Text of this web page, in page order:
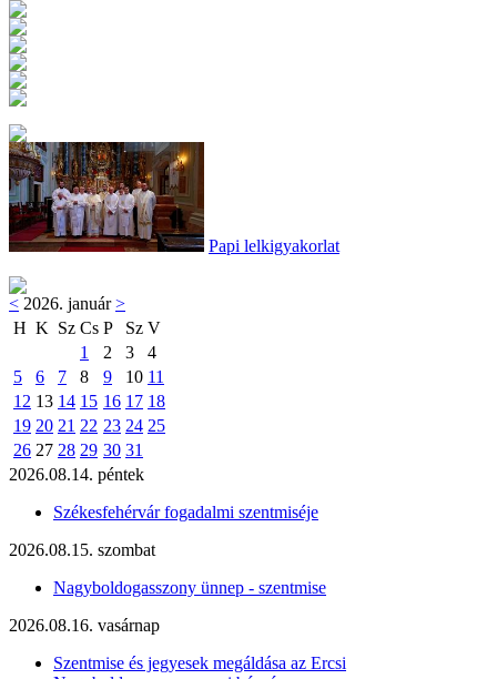
Papi lelkigyakorlat
< 2026. január>
H K Sz Cs P Sz V
1
2 3
4
5
6 7 8 9 10 11
12 13 14 15 16 17 18
19 20 21 22 23 24 25
26 27 28 29 30 31
2026.08.14. péntek
Székesfehérvár fogadalmi szentmiséje
2026.08.15. szombat
Nagyboldogasszony ünnep - szentmise
2026.08.16. vasárnap
Szentmise és jegyesek megáldása az Ercsi